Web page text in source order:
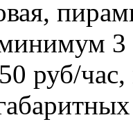
3
руб/